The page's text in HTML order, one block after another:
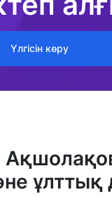
Үлгісін көру
ұлттық